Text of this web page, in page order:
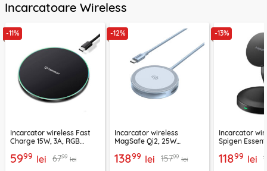
Incarcatoare Wireless
-11%
Incarcator wireless Fast
Charge 15W, 3A, RGB
CHWR031
5999 lei 6799 lei
-12%
Incarcator wireless
MagSafe Qi2, 25W
13899 lei 15799 lei
-13%
Incarcator
Spigen
11899 lei